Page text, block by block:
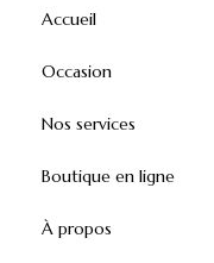
Accueil
Occasion
Nos services
Boutique en ligne
À propos